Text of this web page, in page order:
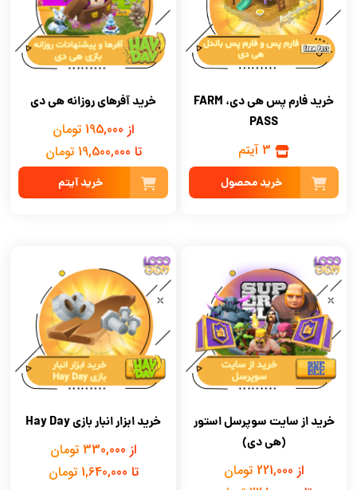
خرید فارم پس هی دی، FARM
PASS
خرید محصول
خرید آفرهای روزانه هی دی
از 195,000 تومان
تا 19,500,000 تومان
خرید آیتم
خرید از سایت سوپرسل استور
(هی دی)
از 221,000 تومان
خرید ابزار انبار بازی Hay Day
از 330,000 تومان
تا 1,640,000 تومان